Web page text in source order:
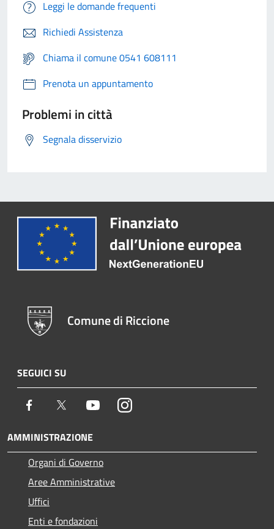
Leggi le domande frequenti
Richiedi Assistenza
Chiama il comune 0541 608111
Prenota un appuntamento
Problemi in città
Segnala disservizio
Comune di Riccione
SEGUICI SU
Facebook Twitter YoutubeInstagram
AMMINISTRAZIONE
Organi di Governo
Aree Amministrative
Uffici
Enti e fondazioni